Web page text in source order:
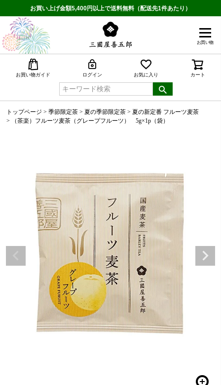
お買い上げ金額5,400円以上で送料無料（配送先1件あたり）
お買い物
お買い物ガイド ログイン お気に入り カート
トップページ 季節限定茶 夏の季節限定茶
夏の新定番 フルーツ麦茶
（茶楽）フルーツ麦茶（グレープフルーツ） 5g×1p（袋）